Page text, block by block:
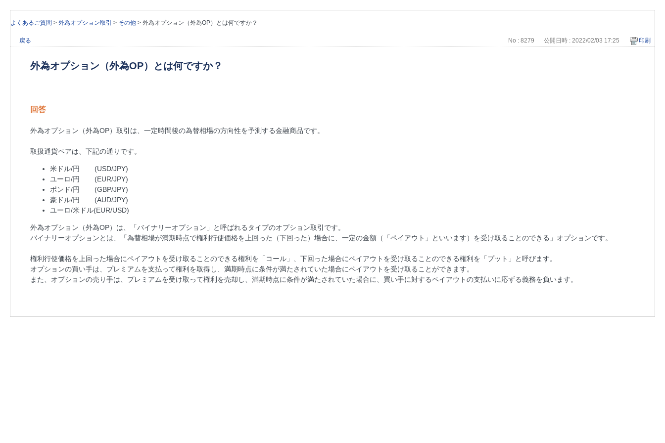
よくあるご質問 > 外為オプション取引 > その他 > 外為オプション（外為OP）とは何ですか？
戻る No : 8279 公開日時 : 2022/02/03 17:25 印刷
外為オプション（外為OP）とは何ですか？
回答
外為オプション（外為OP）取引は、一定時間後の為替相場の方向性を予測する金融商品です。
取扱通貨ペアは、下記の通りです。
米ドル/円 (USD/JPY)
ユーロ/円 (EUR/JPY)
ポンド/円 (GBP/JPY)
豪ドル/円 (AUD/JPY)
ユーロ/米ドル(EUR/USD)
外為オプション（外為OP）は、「バイナリーオプション」と呼ばれるタイプのオプション取引です。
バイナリーオプションとは、「為替相場が満期時点で権利行使価格を上回った（下回った）場合に、一定の金額（「ペイアウト」といいます）を受け取ることのできる」オプションです。
権利行使価格を上回った場合にペイアウトを受け取ることのできる権利を「コール」、下回った場合にペイアウトを受け取ることのできる権利を「プット」と呼びます。
オプションの買い手は、プレミアムを支払って権利を取得し、満期時点に条件が満たされていた場合にペイアウトを受け取ることができます。
また、オプションの売り手は、プレミアムを受け取って権利を売却し、満期時点に条件が満たされていた場合に、買い手に対するペイアウトの支払いに応ずる義務を負います。